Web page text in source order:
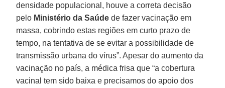
densidade populacional, houve a correta decisão
pelo Ministério da Saúde de fazer vacinação em
massa, cobrindo estas regiões em curto prazo de
tempo, na tentativa de se evitar a possibilidade de
transmissão urbana do vírus”. Apesar do aumento da
vacinação no país, a médica frisa que “a cobertura
vacinal tem sido baixa e precisamos do apoio dos